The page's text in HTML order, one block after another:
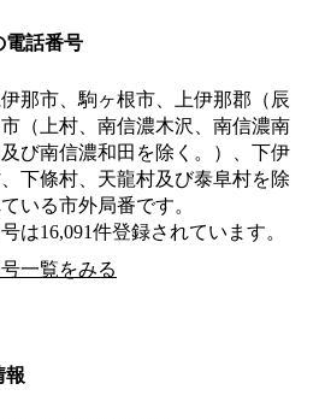
電話番号
那市、駒ヶ根市、上伊那郡（辰
（上村、南信濃木沢、南信濃南
び南信濃和田を除く。）、下伊
下條村、天龍村及び泰阜村を除
いる市外局番です。
は16,091件登録されています。
一覧をみる
報